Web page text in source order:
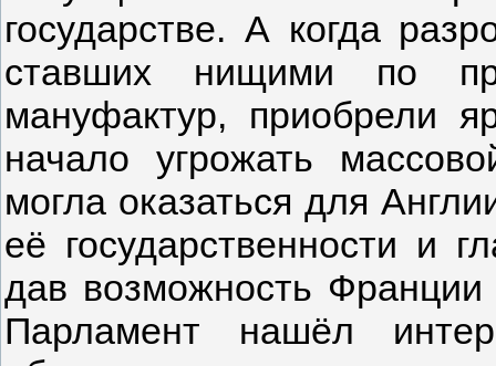
государстве. А когда
ставших нищими по
мануфактур, приобрели
начало угрожать
могла оказаться для
её государственности и
дав возможность
Парламент нашёл